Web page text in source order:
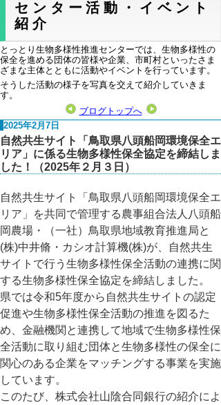
センター活動・イベント
紹介
とっとり生物多様性推進センターでは、生物多様性の
保全を進める団体の皆様や企業、市町村といったさま
ざまな主体とともに活動やイベントを行っています。
そうした活動の様子を写真を交えて紹介していきま
す。
ブログトップへ
2025年2月7日
自然共生サイト「鳥取県八頭船岡環境保全エ
リア」に係る生物多様性保全協定を締結しま
した！（2025年２月３日）
自然共生サイト「鳥取県八頭船岡環境保全エ
リア」を共同で管理する農事組合法人八頭船
岡農場・（一社）鳥取県地域教育推進局と
(株)中井脩・カシオ計算機(株)が、自然共生
サイトで行う生物多様性保全活動の連携に関
する生物多様性保全協定を締結しました。
県では令和5年度から自然共生サイトの認定
促進や生物多様性保全活動の推進を図るた
め、金融機関と連携して地域で生物多様性保
全活動に取り組む団体と生物多様性の保全に
関心のある企業をマッチングする事業を実施
しています。
このたび、株式会社山陰合同銀行の紹介によ